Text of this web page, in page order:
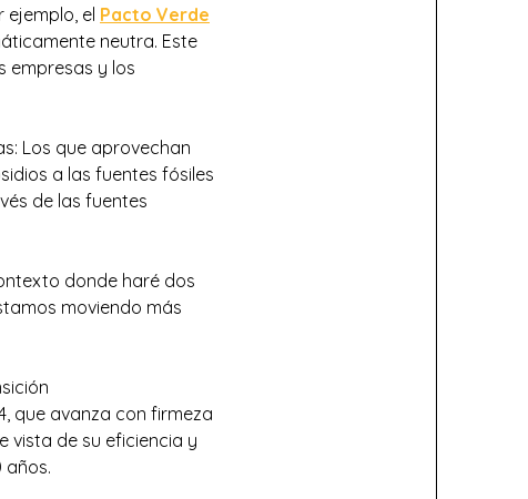
ejemplo, el Pacto Verde
neutra. Este
empresas y los
Los que aprovechan
a las fuentes fósiles
de las fuentes
donde haré dos
moviendo más
que avanza con firmeza
vista de su eficiencia y
años.